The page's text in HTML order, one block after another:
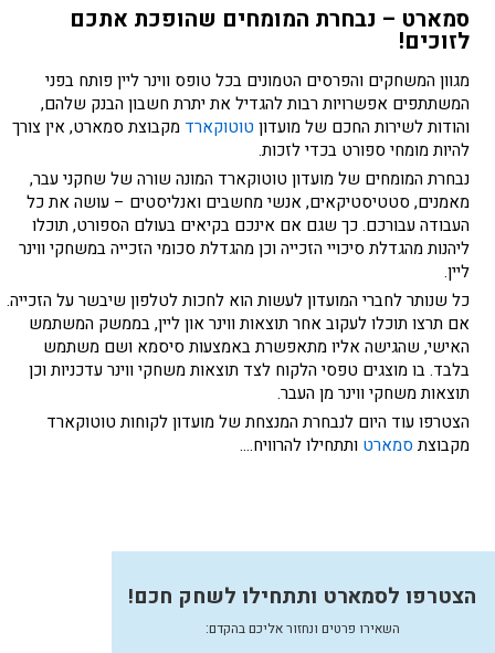
סמארט – נבחרת המומחים שהופכת אתכם
לזוכים!
מגוון המשחקים והפרסים הטמונים בכל טופס ווינר ליין פותח בפני
המשתתפים אפשרויות רבות להגדיל את יתרת חשבון הבנק שלהם,
והודות לשירות החכם של מועדון טוטוקארד מקבוצת סמארט, אין צורך
להיות מומחי ספורט בכדי לזכות.
נבחרת המומחים של מועדון טוטוקארד המונה שורה של שחקני עבר,
מאמנים, סטטיסטיקאים, אנשי מחשבים ואנליסטים – עושה את כל
העבודה עבורכם. כך שגם אם אינכם בקיאים בעולם הספורט, תוכלו
ליהנות מהגדלת סיכויי הזכייה וכן מהגדלת סכומי הזכייה במשחקי ווינר
ליין.
כל שנותר לחברי המועדון לעשות הוא לחכות לטלפון שיבשר על הזכייה.
אם תרצו תוכלו לעקוב אחר תוצאות ווינר און ליין, בממשק המשתמש
האישי, שהגישה אליו מתאפשרת באמצעות סיסמא ושם משתמש
בלבד. בו מוצגים טפסי הלקוח לצד תוצאות משחקי ווינר עדכניות וכן
תוצאות משחקי ווינר מן העבר.
הצטרפו עוד היום לנבחרת המנצחת של מועדון לקוחות טוטוקארד
מקבוצת סמארט ותתחילו להרוויח….
הצטרפו לסמארט ותתחילו לשחק חכם!
השאירו פרטים ונחזור אליכם בהקדם: